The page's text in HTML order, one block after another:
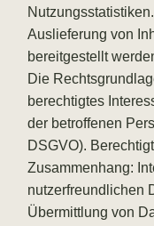
Auslieferung von
bereitgestellt
Die
berechtigtes
der betroffenen
DSGVO).
Zusammenhang:
nutzerfreundlichen
Übermittlung von